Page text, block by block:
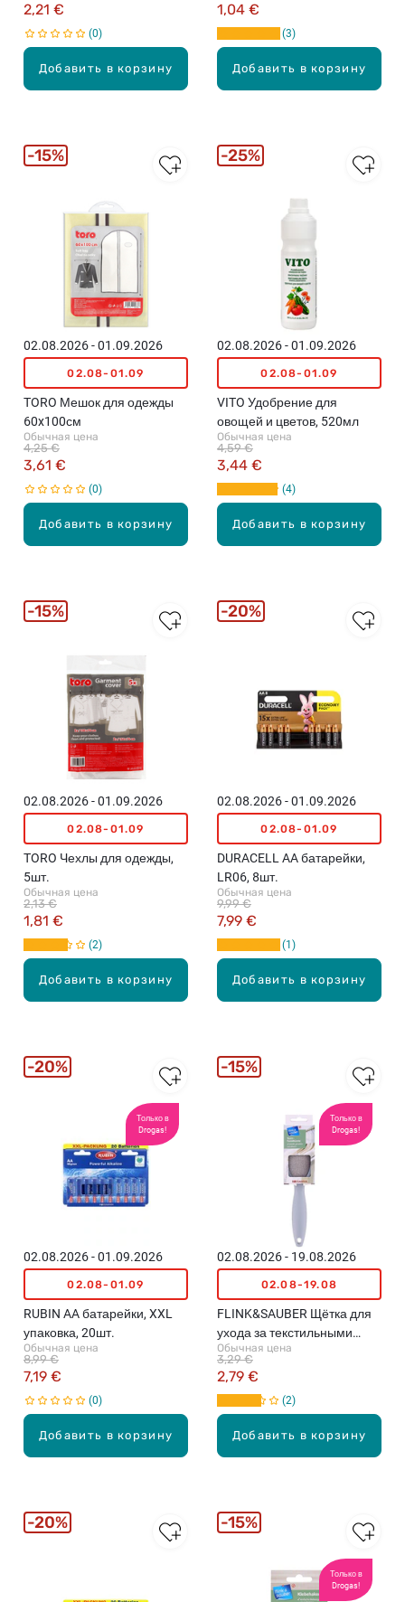
Добавить в корзину
2,21 €
0
Добавить в корзину
1,04 €
3
Добавить в корзину
02.08.2026 - 01.09.2026
02.08-01.09
TORO Мешок для одежды
60x100см
Обычная цена
3,61 €
4,25 €
0
15%
Добавить в корзину
02.08.2026 - 01.09.2026
02.08-01.09
VITO Удобрение для
овощей и цветов, 520мл
Обычная цена
3,44 €
4,59 €
4
25%
Добавить в корзину
02.08.2026 - 01.09.2026
02.08-01.09
TORO Чехлы для одежды,
5шт.
Обычная цена
1,81 €
2,13 €
2
15%
Добавить в корзину
02.08.2026 - 01.09.2026
02.08-01.09
DURACELL AA батарейки,
LR06, 8шт.
Обычная цена
7,99 €
9,99 €
1
20%
Только в
Drogas!
Добавить в корзину
02.08.2026 - 01.09.2026
02.08-01.09
RUBIN AA батарейки, XXL
упаковка, 20шт.
Обычная цена
7,19 €
8,99 €
0
20%
Только в
Drogas!
Добавить в корзину
02.08.2026 - 19.08.2026
02.08-19.08
FLINK&SAUBER Щётка для
ухода за текстильными
изделиями
Обычная цена
2,79 €
3,29 €
2
15%
20%
Только в
Drogas!
15%